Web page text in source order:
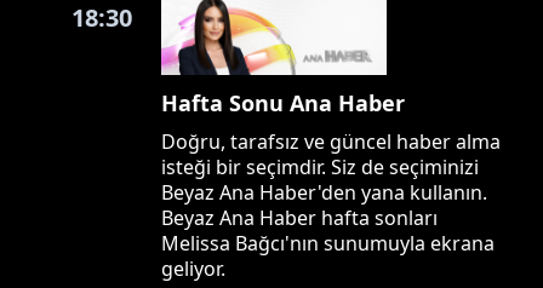
18:30
Hafta Sonu Ana Haber
Doğru, tarafsız ve güncel haber alma
isteği bir seçimdir. Siz de seçiminizi
Beyaz Ana Haber'den yana kullanın.
Beyaz Ana Haber hafta sonları
Melissa Bağcı'nın sunumuyla ekrana
geliyor.